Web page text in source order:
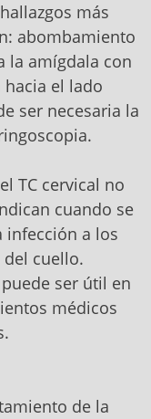
más
abombamiento
la amígdala con
el lado
ser necesaria la
TC cervical no
cuando se
infección a los
cuello.
ser útil en
médicos
de la